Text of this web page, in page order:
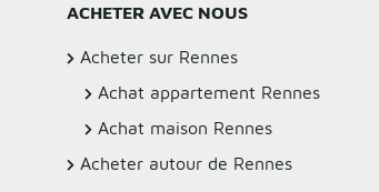
ACHETER AVEC NOUS
Acheter sur Rennes
Achat appartement Rennes
Achat maison Rennes
Acheter autour de Rennes